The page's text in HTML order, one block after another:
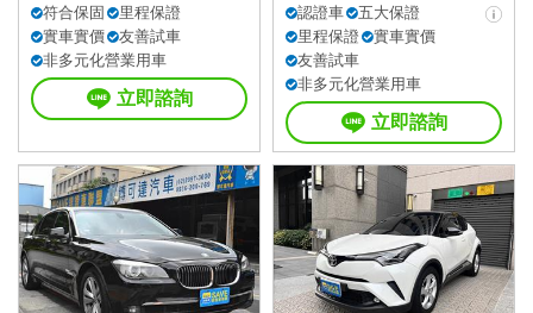
符合保固
里程保證
實車實價
友善試車
非多元化營業用車
立即諮詢
認證車
五大保證
里程保證
實車實價
友善試車
非多元化營業用車
立即諮詢